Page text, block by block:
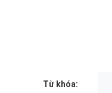
Từ khóa: